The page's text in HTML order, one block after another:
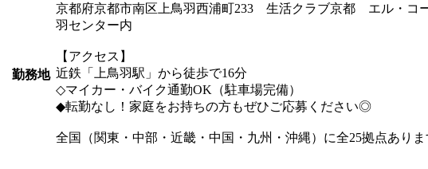
勤務地
京都府京都市南区上鳥羽西浦町233 生活クラブ京都 エル・コ
羽センター内
【アクセス】
近鉄「上鳥羽駅」から徒歩で16分
◇マイカー・バイク通勤OK（駐車場完備）
◆転勤なし！家庭をお持ちの方もぜひご応募ください◎
全国（関東・中部・近畿・中国・九州・沖縄）に全25拠点ありま